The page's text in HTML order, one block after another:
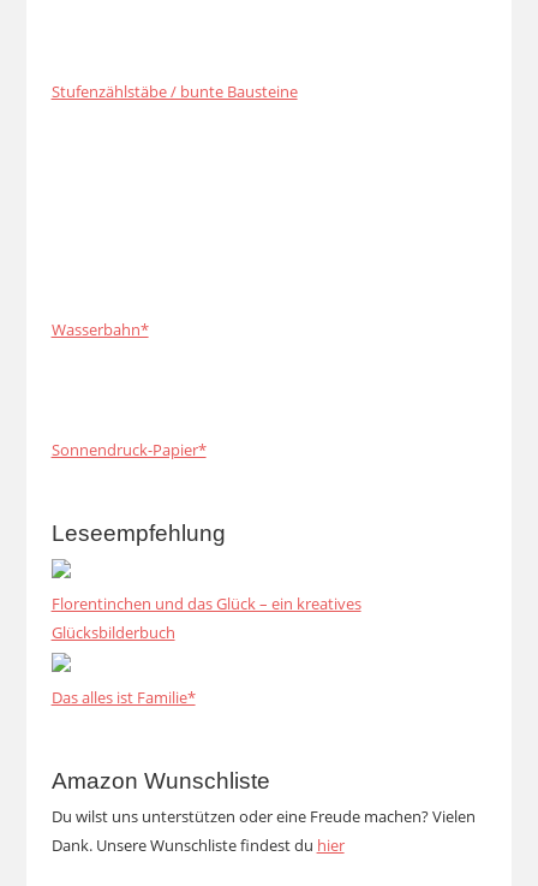
Stufenzählstäbe / bunte Bausteine
Wasserbahn*
Sonnendruck-Papier*
Leseempfehlung
Florentinchen und das Glück – ein kreatives
Glücksbilderbuch
Das alles ist Familie*
Amazon Wunschliste
Du wilst uns unterstützen oder eine Freude machen? Vielen
Dank. Unsere Wunschliste findest du hier